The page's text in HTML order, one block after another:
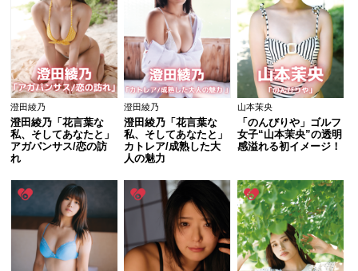
澄田綾乃
澄田綾乃「花言葉な
私、そしてあなたと」
アガパンサス/恋の訪
れ
澄田綾乃
澄田綾乃「花言葉な
私、そしてあなたと」
カトレア/成熟した大
人の魅力
山本茉央
「のんびりや」ゴルフ
女子“山本茉央”の透明
感溢れる初イメージ！